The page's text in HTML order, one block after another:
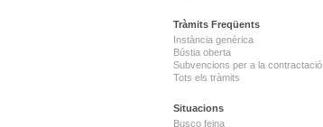
Tràmits Freqüents
Instància genèrica
Bústia oberta
Subvencions per a la contractació
Tots els tràmits
Situacions
Busco feina